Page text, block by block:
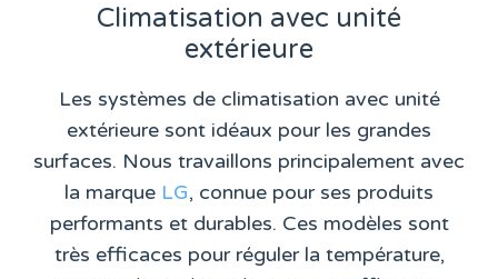
Climatisation avec unité
extérieure
Les systèmes de climatisation avec unité
extérieure sont idéaux pour les grandes
surfaces. Nous travaillons principalement avec
la marque LG, connue pour ses produits
performants et durables. Ces modèles sont
très efficaces pour réguler la température,